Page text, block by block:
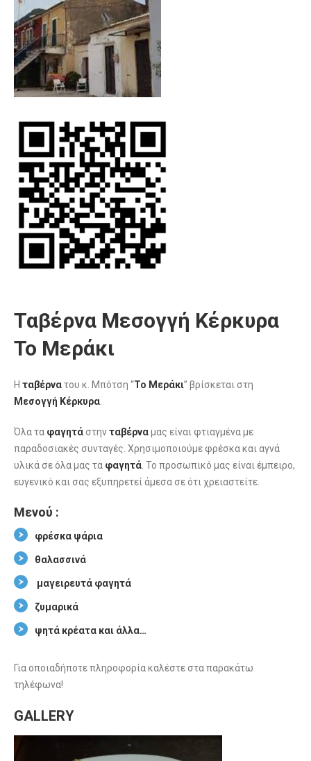
Ταβέρνα Μεσογγή Κέρκυρα
Το Μεράκι
Η ταβέρνατου κ. Μπότση “Το Μεράκι” βρίσκεται στη
Μεσογγή Κέρκυρα.
Όλα τα φαγητά στηνταβέρναμας είναι φτιαγμένα με
παραδοσιακές συνταγές. Χρησιμοποιούμε φρέσκα και αγνά
υλικά σε όλα μας τα φαγητά. Το προσωπικό μας είναι έμπειρο,
ευγενικό και σας εξυπηρετεί άμεσα σε ότι χρειαστείτε.
Μενού :
φρέσκα ψάρια
θαλασσινά
μαγειρευτά φαγητά
ζυμαρικά
ψητά κρέατα και άλλα…
Για οποιαδήποτε πληροφορία καλέστε στα παρακάτω
τηλέφωνα!
GALLERY